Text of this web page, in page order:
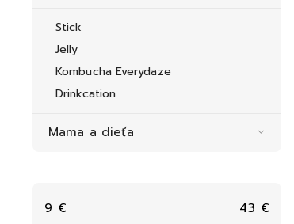
Stick
Jelly
Kombucha Everydaze
Drinkcation
Mama a dieťa
9 € 43 €